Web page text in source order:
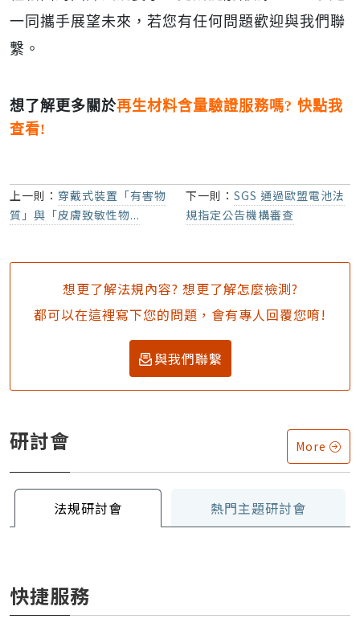
一同攜手展望未來，若您有任何問題歡迎與我們聯
繫。
想了解更多關於再生材料含量驗證服務嗎? 快點我
查看!
上一則： 穿戴式裝置「有害物
質」與「皮膚致敏性物...
下一則：SGS 通過歐盟電池法
規指定公告機構審查
想更了解法規內容? 想更了解怎麼檢測?
都可以在這裡寫下您的問題，會有專人回覆您唷!
與我們聯繫
研討會 More
法規研討會 熱門主題研討會
快捷服務